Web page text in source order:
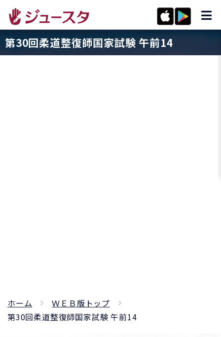
第30回柔道整復師国家試験 午前14
ホーム
ＷＥＢ版トップ
第30回柔道整復師国家試験 午前14